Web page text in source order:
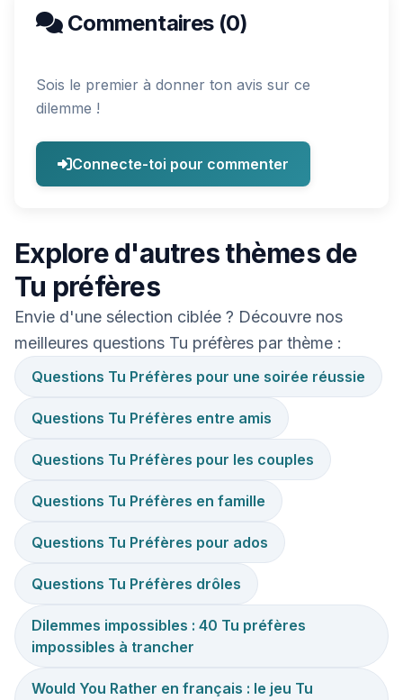
Commentaires (0)
Sois le premier à donner ton avis sur ce
dilemme !
Connecte-toi pour commenter
Explore d'autres thèmes de
Tu préfères
Envie d'une sélection ciblée ? Découvre nos
meilleures questions Tu préfères par thème :
Questions Tu Préfères pour une soirée réussie
Questions Tu Préfères entre amis
Questions Tu Préfères pour les couples
Questions Tu Préfères en famille
Questions Tu Préfères pour ados
Questions Tu Préfères drôles
Dilemmes impossibles : 40 Tu préfères
impossibles à trancher
Would You Rather en français : le jeu Tu